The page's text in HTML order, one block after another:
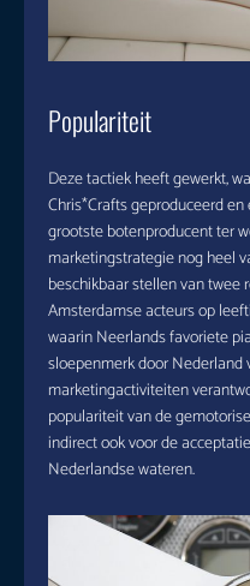
Populariteit
Deze tactiek heeft gewerkt,
Chris*Crafts geproduceerd
grootste botenproducent ter
marketingstrategie nog heel
beschikbaar stellen van twee
Amsterdamse acteurs op
waarin Neerlands favoriete
sloepenmerk door Nederland
marketingactiviteiten
populariteit van de
indirect ook voor de
Nederlandse wateren.